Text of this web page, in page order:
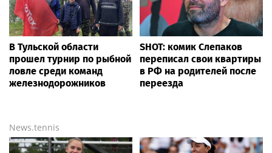
В Тульской области
прошел турнир по рыбной
ловле среди команд
железнодорожников
SHOT: комик Слепаков
переписал свои квартиры
в РФ на родителей после
переезда
News.tennis